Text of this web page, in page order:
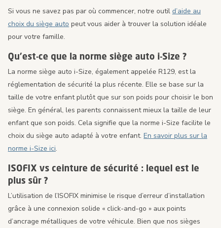
Si vous ne savez pas par où commencer, notre outil d’aide au
choix du siège auto peut vous aider à trouver la solution idéale
pour votre famille.
Qu’est-ce que la norme siège auto i-Size ?
La norme siège auto i-Size, également appelée R129, est la
réglementation de sécurité la plus récente. Elle se base sur la
taille de votre enfant plutôt que sur son poids pour choisir le bon
siège. En général, les parents connaissent mieux la taille de leur
enfant que son poids. Cela signifie que la norme i-Size facilite le
choix du siège auto adapté à votre enfant. En savoir plus sur la
norme i-Size ici.
ISOFIX vs ceinture de sécurité : lequel est le
plus sûr ?
L’utilisation de l’ISOFIX minimise le risque d’erreur d’installation
grâce à une connexion solide « click-and-go » aux points
d’ancrage métalliques de votre véhicule. Bien que nos sièges